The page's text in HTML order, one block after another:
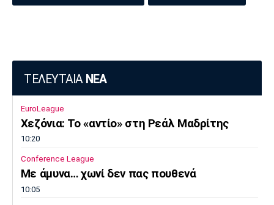
ΤΕΛΕΥΤΑΙΑ ΝΕΑ
EuroLeague
Χεζόνια: Το «αντίο» στη Ρεάλ Μαδρίτης
10:20
Conference League
Με άμυνα… χωνί δεν πας πουθενά
10:05